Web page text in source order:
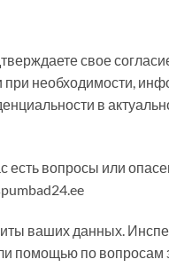
свое
необходимости,
в
вопросы или
ваших данных.
помощью по